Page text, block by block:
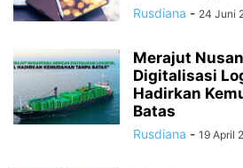
Rusdiana - 24 Juni
Merajut
Digitalisasi
Hadirkan
Batas
Rusdiana - 19 April